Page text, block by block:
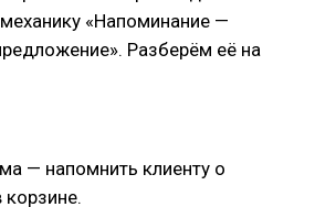
«Напоминание —
Разберём её на
— напомнить клиенту о